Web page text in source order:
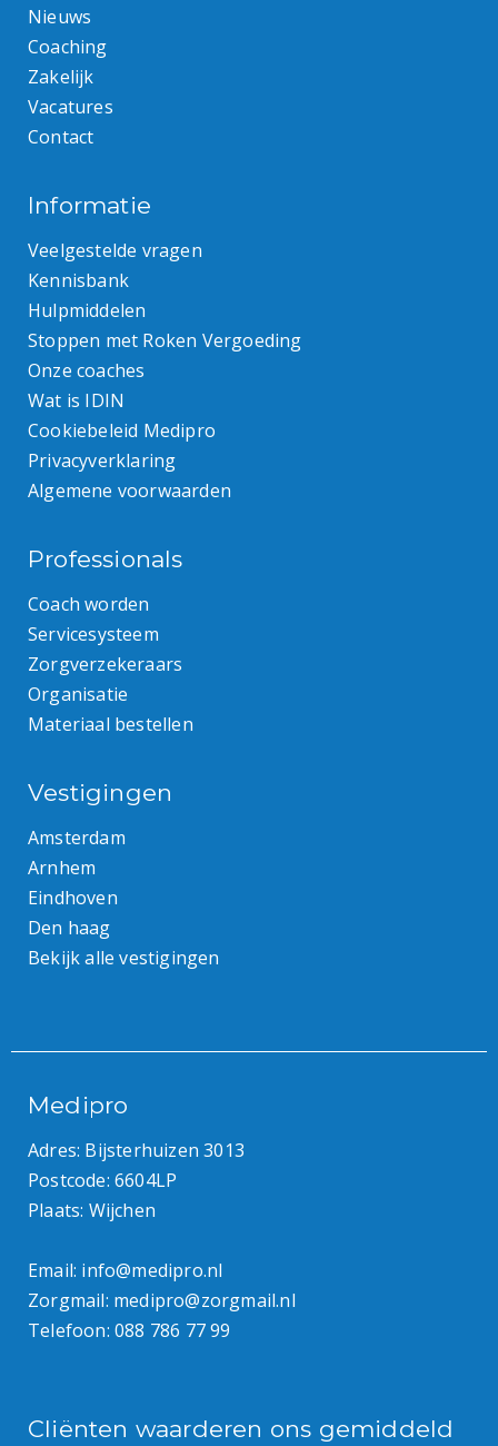
Nieuws
Coaching
Zakelijk
Vacatures
Contact
Informatie
Veelgestelde vragen
Kennisbank
Hulpmiddelen
Stoppen met Roken Vergoeding
Onze coaches
Wat is IDIN
Cookiebeleid Medipro
Privacyverklaring
Algemene voorwaarden
Professionals
Coach worden
Servicesysteem
Zorgverzekeraars
Organisatie
Materiaal bestellen
Vestigingen
Amsterdam
Arnhem
Eindhoven
Den haag
Bekijk alle vestigingen
Medipro
Adres: Bijsterhuizen 3013
Postcode: 6604LP
Plaats: Wijchen
Email: info@medipro.nl
Zorgmail: medipro@zorgmail.nl
Telefoon: 088 786 77 99
Cliënten waarderen ons gemiddeld